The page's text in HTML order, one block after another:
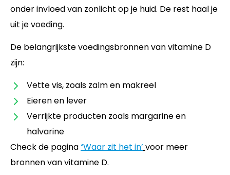
onder invloed van zonlicht op je huid. De rest haal je
uit je voeding.
De belangrijkste voedingsbronnen van vitamine D
zijn:
Vette vis, zoals zalm en makreel
Eieren en lever
Verrijkte producten zoals margarine en
halvarine
Check de pagina‘Waar zit het in’ voor meer
bronnen van vitamine D.